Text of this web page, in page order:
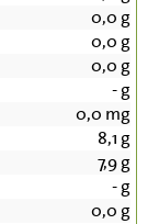
0,0 g
0,0 g
0,0 g
-g
0,0 mg
8,1 g
7,9g
-g
0,0 g